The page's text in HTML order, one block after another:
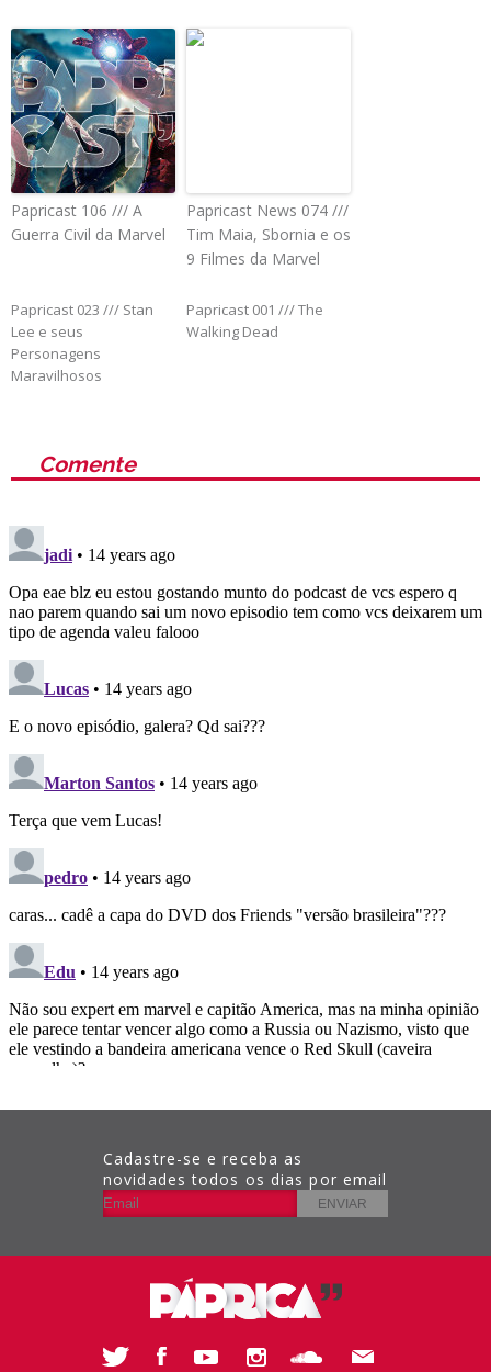
Papricast 106 /// A
Guerra Civil da Marvel
Papricast News 074 ///
Tim Maia, Sbornia e os
9 Filmes da Marvel
Papricast 023 /// Stan
Lee e seus
Personagens
Maravilhosos
Papricast 001 /// The
Walking Dead
Comente
Cadastre-se e receba as
novidades todos os dias por email